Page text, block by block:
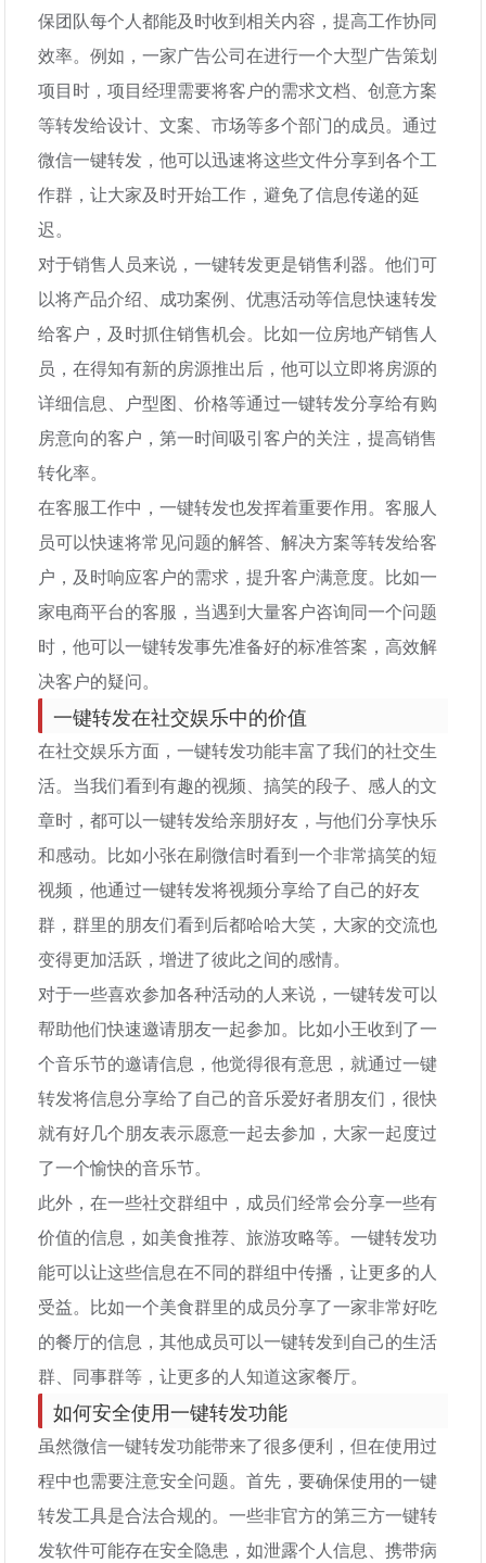
保团队每个人都能及时收到相关内容，提高工作协同
效率。例如，一家广告公司在进行一个大型广告策划
项目时，项目经理需要将客户的需求文档、创意方案
等转发给设计、文案、市场等多个部门的成员。通过
微信一键转发，他可以迅速将这些文件分享到各个工
作群，让大家及时开始工作，避免了信息传递的延
迟。
对于销售人员来说，一键转发更是销售利器。他们可
以将产品介绍、成功案例、优惠活动等信息快速转发
给客户，及时抓住销售机会。比如一位房地产销售人
员，在得知有新的房源推出后，他可以立即将房源的
详细信息、户型图、价格等通过一键转发分享给有购
房意向的客户，第一时间吸引客户的关注，提高销售
转化率。
在客服工作中，一键转发也发挥着重要作用。客服人
员可以快速将常见问题的解答、解决方案等转发给客
户，及时响应客户的需求，提升客户满意度。比如一
家电商平台的客服，当遇到大量客户咨询同一个问题
时，他可以一键转发事先准备好的标准答案，高效解
决客户的疑问。
一键转发在社交娱乐中的价值
在社交娱乐方面，一键转发功能丰富了我们的社交生
活。当我们看到有趣的视频、搞笑的段子、感人的文
章时，都可以一键转发给亲朋好友，与他们分享快乐
和感动。比如小张在刷微信时看到一个非常搞笑的短
视频，他通过一键转发将视频分享给了自己的好友
群，群里的朋友们看到后都哈哈大笑，大家的交流也
变得更加活跃，增进了彼此之间的感情。
对于一些喜欢参加各种活动的人来说，一键转发可以
帮助他们快速邀请朋友一起参加。比如小王收到了一
个音乐节的邀请信息，他觉得很有意思，就通过一键
转发将信息分享给了自己的音乐爱好者朋友们，很快
就有好几个朋友表示愿意一起去参加，大家一起度过
了一个愉快的音乐节。
此外，在一些社交群组中，成员们经常会分享一些有
价值的信息，如美食推荐、旅游攻略等。一键转发功
能可以让这些信息在不同的群组中传播，让更多的人
受益。比如一个美食群里的成员分享了一家非常好吃
的餐厅的信息，其他成员可以一键转发到自己的生活
群、同事群等，让更多的人知道这家餐厅。
如何安全使用一键转发功能
虽然微信一键转发功能带来了很多便利，但在使用过
程中也需要注意安全问题。首先，要确保使用的一键
转发工具是合法合规的。一些非官方的第三方一键转
发软件可能存在安全隐患，如泄露个人信息、携带病